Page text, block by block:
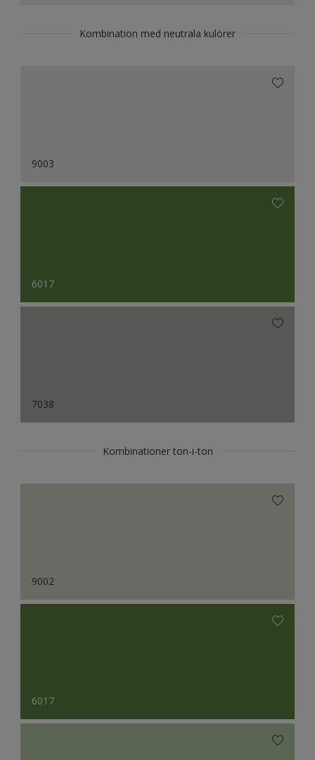
Kombination med neutrala kulörer
9003
6017
7038
Kombinationer ton-i-ton
9002
6017